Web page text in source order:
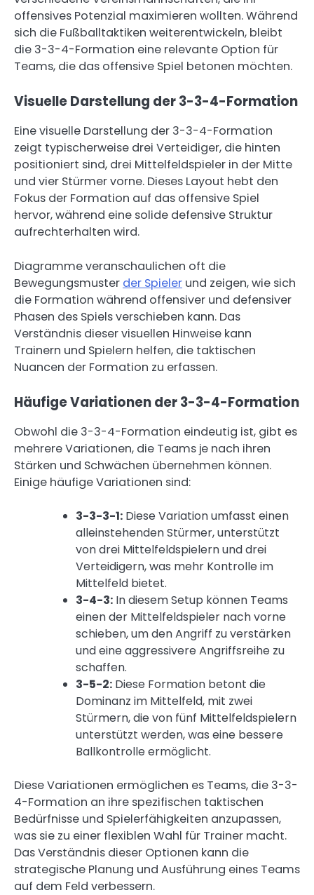
offensives Potenzial maximieren wollten. Während
sich die Fußballtaktiken weiterentwickeln, bleibt
die 3-3-4-Formation eine relevante Option für
Teams, die das offensive Spiel betonen möchten.
Visuelle Darstellung der 3-3-4-Formation
Eine visuelle Darstellung der 3-3-4-Formation
zeigt typischerweise drei Verteidiger, die hinten
positioniert sind, drei Mittelfeldspieler in der Mitte
und vier Stürmer vorne. Dieses Layout hebt den
Fokus der Formation auf das offensive Spiel
hervor, während eine solide defensive Struktur
aufrechterhalten wird.
Diagramme veranschaulichen oft die
Bewegungsmuster der Spieler und zeigen, wie sich
die Formation während offensiver und defensiver
Phasen des Spiels verschieben kann. Das
Verständnis dieser visuellen Hinweise kann
Trainern und Spielern helfen, die taktischen
Nuancen der Formation zu erfassen.
Häufige Variationen der 3-3-4-Formation
Obwohl die 3-3-4-Formation eindeutig ist, gibt es
mehrere Variationen, die Teams je nach ihren
Stärken und Schwächen übernehmen können.
Einige häufige Variationen sind:
3-3-3-1: Diese Variation umfasst einen
alleinstehenden Stürmer, unterstützt
von drei Mittelfeldspielern und drei
Verteidigern, was mehr Kontrolle im
Mittelfeld bietet.
3-4-3: In diesem Setup können Teams
einen der Mittelfeldspieler nach vorne
schieben, um den Angriff zu verstärken
und eine aggressivere Angriffsreihe zu
schaffen.
3-5-2: Diese Formation betont die
Dominanz im Mittelfeld, mit zwei
Stürmern, die von fünf Mittelfeldspielern
unterstützt werden, was eine bessere
Ballkontrolle ermöglicht.
Diese Variationen ermöglichen es Teams, die 3-3-
4-Formation an ihre spezifischen taktischen
Bedürfnisse und Spielerfähigkeiten anzupassen,
was sie zu einer flexiblen Wahl für Trainer macht.
Das Verständnis dieser Optionen kann die
strategische Planung und Ausführung eines Teams
auf dem Feld verbessern.